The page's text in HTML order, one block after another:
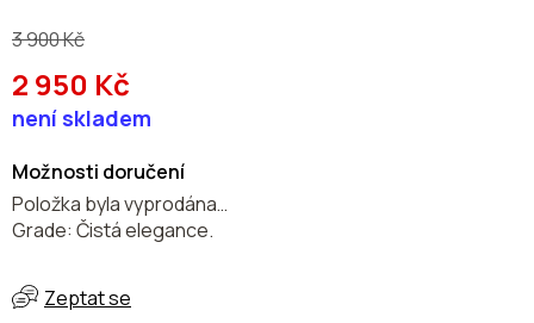
3 900 Kč
2 950 Kč
Měrná
není skladem
Možnosti doručení
Položka byla vyprodána…
Grade: Čistá elegance.
Zeptat se